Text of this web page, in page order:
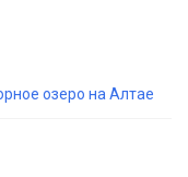
озеро на Алтае